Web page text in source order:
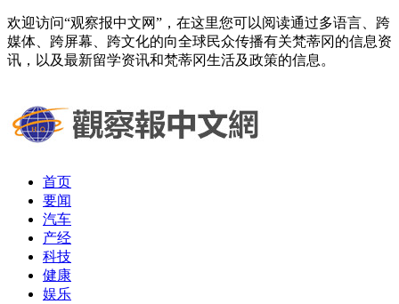
欢迎访问“观察报中文网”，在这里您可以阅读通过多语言、跨
媒体、跨屏幕、跨文化的向全球民众传播有关梵蒂冈的信息资
讯，以及最新留学资讯和梵蒂冈生活及政策的信息。
首页
要闻
汽车
产经
科技
健康
娱乐